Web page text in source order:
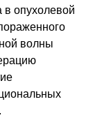
в опухолевой
волны